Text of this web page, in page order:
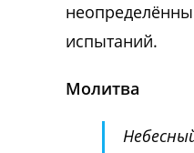
испытаний.
Молитва